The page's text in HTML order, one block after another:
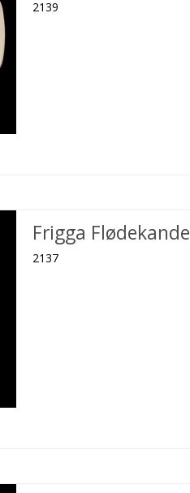
2139
Frigga Flødekande
2137